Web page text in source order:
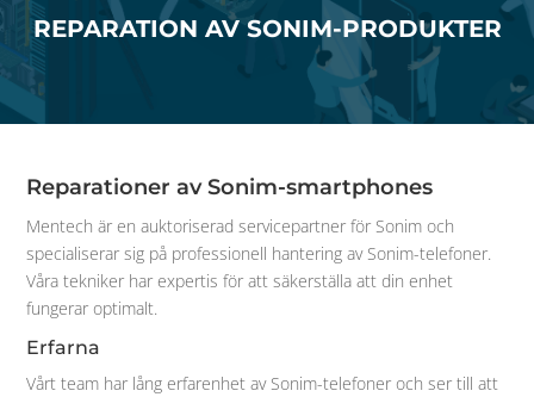
REPARATION AV SONIM-PRODUKTER
Reparationer av Sonim-smartphones
Mentech är en auktoriserad servicepartner för Sonim och
specialiserar sig på professionell hantering av Sonim-telefoner.
Våra tekniker har expertis för att säkerställa att din enhet
fungerar optimalt.
Erfarna
Vårt team har lång erfarenhet av Sonim-telefoner och ser till att